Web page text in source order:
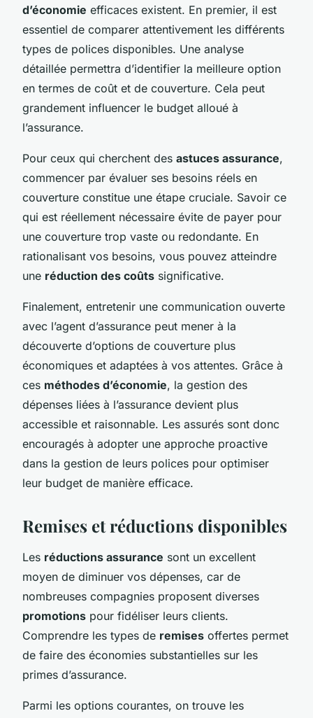
d’économie efficaces existent. En premier, il est
essentiel de comparer attentivement les différents
types de polices disponibles. Une analyse
détaillée permettra d’identifier la meilleure option
en termes de coût et de couverture. Cela peut
grandement influencer le budget alloué à
l’assurance.
Pour ceux qui cherchent des astuces assurance,
commencer par évaluer ses besoins réels en
couverture constitue une étape cruciale. Savoir ce
qui est réellement nécessaire évite de payer pour
une couverture trop vaste ou redondante. En
rationalisant vos besoins, vous pouvez atteindre
une réduction des coûts significative.
Finalement, entretenir une communication ouverte
avec l’agent d’assurance peut mener à la
découverte d’options de couverture plus
économiques et adaptées à vos attentes. Grâce à
ces méthodes d’économie, la gestion des
dépenses liées à l’assurance devient plus
accessible et raisonnable. Les assurés sont donc
encouragés à adopter une approche proactive
dans la gestion de leurs polices pour optimiser
leur budget de manière efficace.
Remises et réductions disponibles
Les réductions assurance sont un excellent
moyen de diminuer vos dépenses, car de
nombreuses compagnies proposent diverses
promotions pour fidéliser leurs clients.
Comprendre les types de remises offertes permet
de faire des économies substantielles sur les
primes d’assurance.
Parmi les options courantes, on trouve les